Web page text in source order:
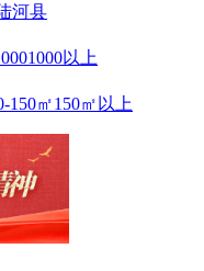
河县
1000以上
150㎡150㎡以上